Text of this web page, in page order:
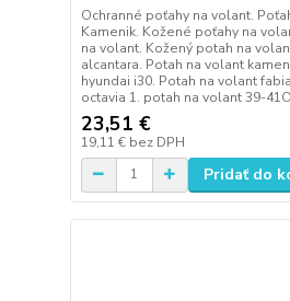
Ochranné poťahy na volant.
Kamenik. Kožené poťahy na
na volant. Kožený potah na
alcantara. Potah na volant
hyundai i30. Potah na volant
octavia 1. potah na volant 39-
23,51 €
19,11 € bez DPH
Pridať do